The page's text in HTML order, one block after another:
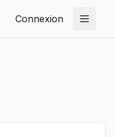
Connexion